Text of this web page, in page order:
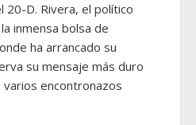
20-D. Rivera, el político
inmensa bolsa de
ha arrancado su
su mensaje más duro
varios encontronazos